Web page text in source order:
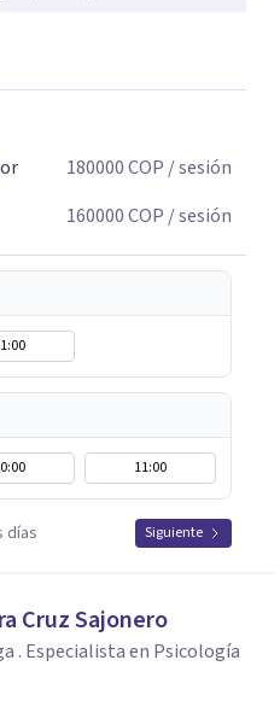
180000COP / sesión
160000COP / sesión
11:00
días Siguiente
Cruz Sajonero
. Especialista en Psicología